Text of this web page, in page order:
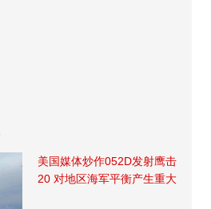
美国媒体炒作052D发射鹰击
20 对地区海军平衡产生重大